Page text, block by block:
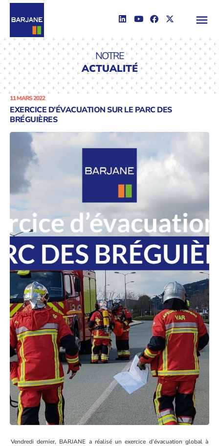
NOTRE
ACTUALITÉ
11 MARS 2022
EXERCICE D’ÉVACUATION SUR LE PARC DES
BRÉGUIÈRES
Vendredi dernier, BARJANE a réalisé un exercice d’évacuation global à